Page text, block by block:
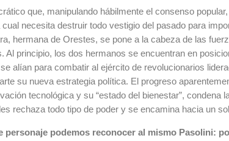
que, manipulando hábilmente el consenso
necesita destruir todo vestigio del pasado para
hermana de Orestes, se pone a la cabeza de las
Al principio, los dos hermanos se encuentran en
alían para combatir al ejército de revolucionarios
su nueva estrategia política. El progreso
tecnológica y su “estado del bienestar”, condena
rechaza todo tipo de poder y se encamina hacia un
personaje podemos reconocer al mismo Pasolini: